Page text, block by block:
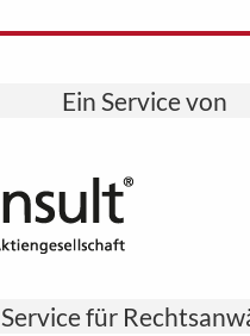
Ein Service von
Service für